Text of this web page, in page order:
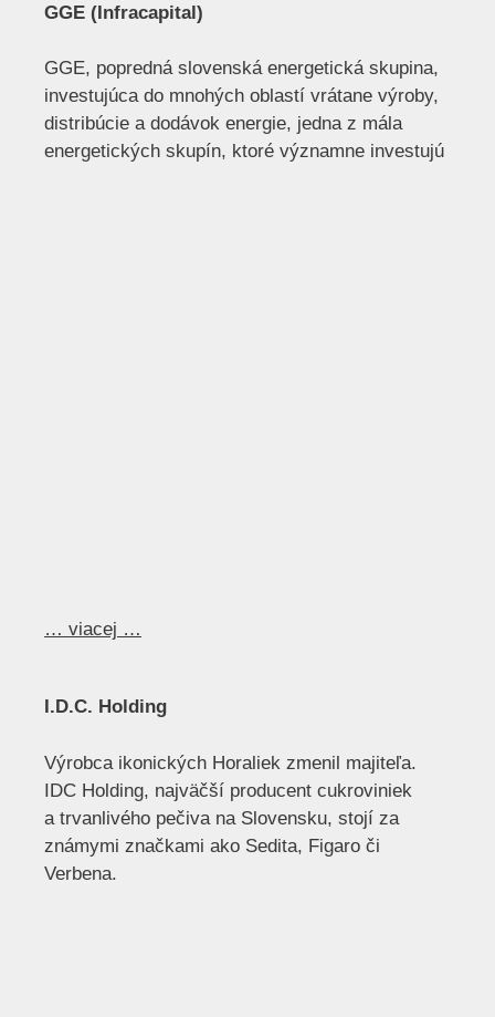
GGE (Infracapital)
GGE, popredná slovenská energetická skupina,
investujúca do mnohých oblastí vrátane výroby,
distribúcie a dodávok energie, jedna z mála
energetických skupín, ktoré významne investujú
… viacej …
I.D.C. Holding
Výrobca ikonických Horaliek zmenil majiteľa.
IDC Holding, najväčší producent cukroviniek
a trvanlivého pečiva na Slovensku, stojí za
známymi značkami ako Sedita, Figaro či
Verbena.